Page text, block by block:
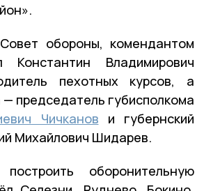
обороны, комендантом
Константин Владимирович
пехотных курсов, а
председатель губисполкома
Чичканов и губернский
Михайлович Шидарев.
оборонительную